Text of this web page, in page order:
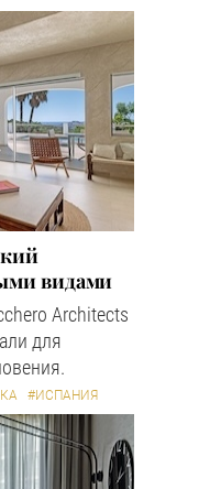
видами
Architects
для
#ИСПАНИЯ